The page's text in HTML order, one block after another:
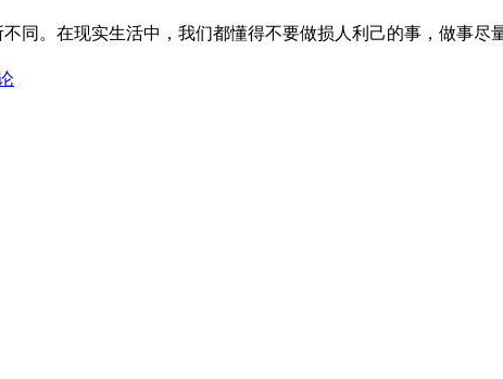
同。在现实生活中，我们都懂得不要做损人利己的事，做事